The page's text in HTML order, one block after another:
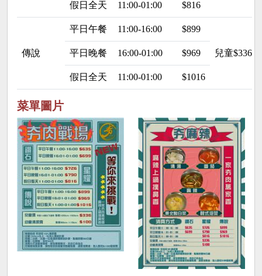
假日全天 11:00-01:00 $816
傳說
平日午餐 11:00-16:00 $899
兒童
平日晚餐 16:00-01:00 $969
假日全天 11:00-01:00 $1016
菜單圖片